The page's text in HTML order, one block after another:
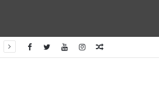
Articulo